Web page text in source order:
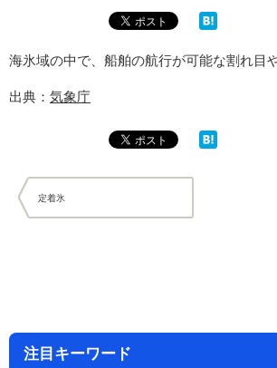
海氷域の中で、船舶の航行が可能な割れ目
出典： 気象庁
定着氷
注目キーワード